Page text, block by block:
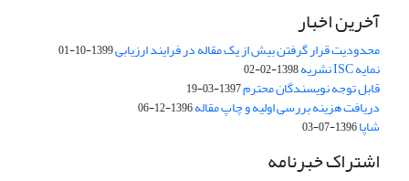
آخرین اخبار
محدودیت قرار گرفتن بیش از یک مقاله در فرایند ارزیابی1399-10-01
نمایه ISC نشریه 1398-02-02
قابل توجه نویسندگان محترم1397-03-19
دریافت هزینه بررسی اولیه و چاپ مقاله1396-12-06
شاپا1396-07-03
اشتراک خبرنامه